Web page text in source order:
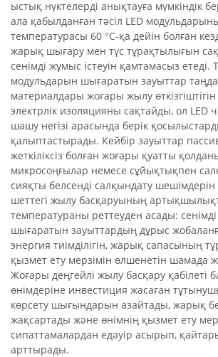
ыстық нүктелерді анықтауға мүмкіндік
ала қабылданған тәсіл LED
температурасы 60 °C-қа дейін болған
жарық шығару мен түс тұрақтылығын
сенімді жұмыс істеуін қамтамасыз етеді.
модульдарын шығаратын зауыттар
материалдары жоғары жылу
электрлік изоляцияны сақтайды, ол LED
шашу негізі арасында берік
қалыптастырады. Кейбір зауыттар
жеткіліксіз болған жоғары қуатты
микросоңғылар немесе сұйықтықпен
сияқты белсенді салқындату шешімдерін
шеттегі жылу басқаруының
температураны реттеуден асады:
шығаратын зауыттардың дұрыс
энергия тиімділігін, жарық сапасының
қызмет ету мерзімін өлшенетін шамада
Жоғары деңгейлі жылу басқару қабілеті
өнімдеріне инвестиция жасаған
көрсету шығындарын азайтады, жарық
жақсартады және өнімнің қызмет ету
сипаттамалардан едәуір асырып,
арттырады.